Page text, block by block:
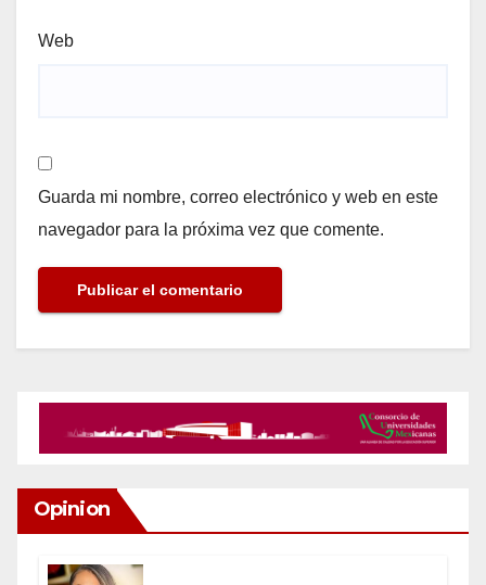
Web
Guarda mi nombre, correo electrónico y web en este
navegador para la próxima vez que comente.
Opinion